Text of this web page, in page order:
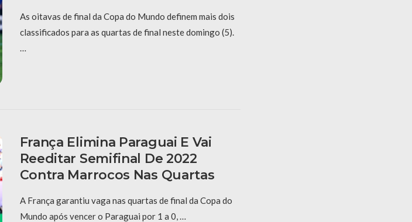
As oitavas de final da Copa do Mundo definem mais dois
classificados para as quartas de final neste domingo (5).
…
França Elimina Paraguai E Vai
Reeditar Semifinal De 2022
Contra Marrocos Nas Quartas
A França garantiu vaga nas quartas de final da Copa do
Mundo após vencer o Paraguai por 1 a 0, …